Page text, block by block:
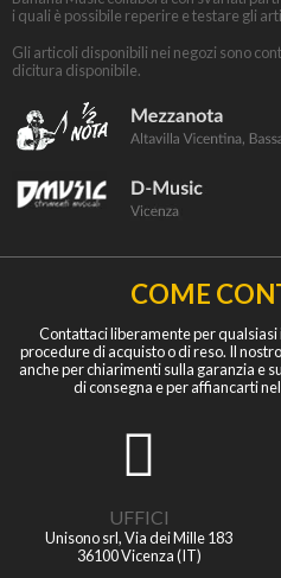
i quali è possibile reperire e testare gli
Gli articoli disponibili nei negozi sono
dicitura disponibile.
COME
Contattaci liberamente per
procedure di acquisto o di reso. Il
anche per chiarimenti sulla garanzia e
di consegna e per affiancarti
UFFICI
Unisono srl, Via dei Mille 183
36100 Vicenza (IT)